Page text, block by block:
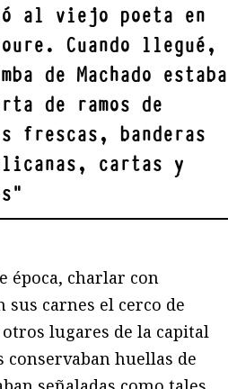
al viejo poeta en
Cuando llegué,
de Machado estaba
de ramos de
frescas, banderas
cartas y
"
época, charlar con
carnes el cerco de
lugares de la capital
huellas de